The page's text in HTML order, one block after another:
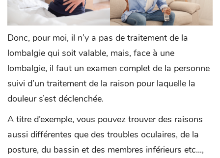
Donc, pour moi, il n’y a pas de traitement de la
lombalgie qui soit valable, mais, face à une
lombalgie, il faut un examen complet de la personne
suivi d’un traitement de la raison pour laquelle la
douleur s’est déclenchée.
A titre d’exemple, vous pouvez trouver des raisons
aussi différentes que des troubles oculaires, de la
posture, du bassin et des membres inférieurs etc...,